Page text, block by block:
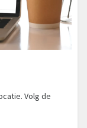
Volg de